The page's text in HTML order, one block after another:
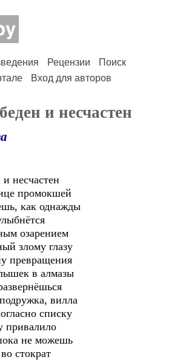
Рецензии
Поиск
Вход для авторов
и несчастен
несчастен
промокшей
как однажды
озарением
злому глазу
превращения
в алмазы
вилла
списку
привалило
не можешь
стократ